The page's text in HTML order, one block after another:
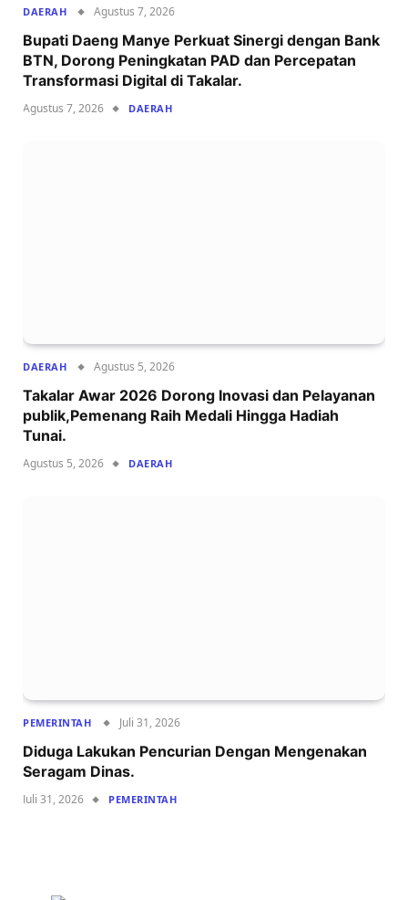
DAERAH Agustus 7, 2026
Bupati Daeng Manye Perkuat Sinergi dengan Bank
BTN, Dorong Peningkatan PAD dan Percepatan
Transformasi Digital di Takalar.
Agustus 7, 2026 DAERAH
DAERAH Agustus 5, 2026
Takalar Awar 2026 Dorong Inovasi dan Pelayanan
publik,Pemenang Raih Medali Hingga Hadiah
Tunai.
Agustus 5, 2026 DAERAH
PEMERINTAH Juli 31, 2026
Diduga Lakukan Pencurian Dengan Mengenakan
Seragam Dinas.
Juli 31, 2026 PEMERINTAH